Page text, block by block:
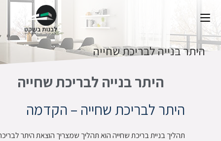
היתר בנייה לבריכת שחייה
היתר בנייה לבריכת שחייה
היתר לבריכת שחייה – הקדמה
תהליך בניית בריכת שחייה הוא תהליך שמצריך הוצאת היתר